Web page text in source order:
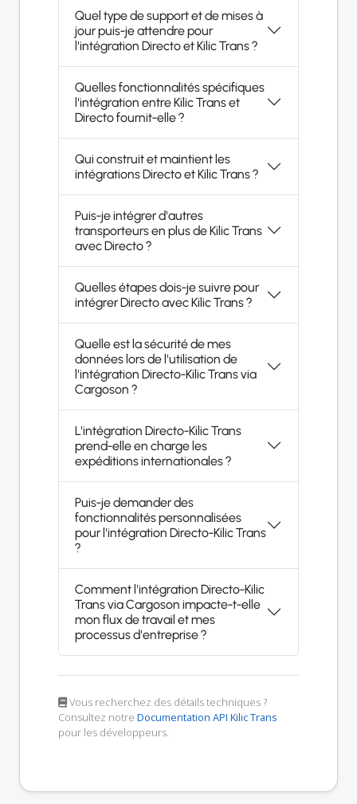
Quel type de support et de mises à
jour puis-je attendre pour
l'intégration Directo et Kilic Trans ?
Quelles fonctionnalités spécifiques
l'intégration entre Kilic Trans et
Directo fournit-elle ?
Qui construit et maintient les
intégrations Directo et Kilic Trans ?
Puis-je intégrer d'autres
transporteurs en plus de Kilic Trans
avec Directo ?
Quelles étapes dois-je suivre pour
intégrer Directo avec Kilic Trans ?
Quelle est la sécurité de mes
données lors de l'utilisation de
l'intégration Directo-Kilic Trans via
Cargoson ?
L'intégration Directo-Kilic Trans
prend-elle en charge les
expéditions internationales ?
Puis-je demander des
fonctionnalités personnalisées
pour l'intégration Directo-Kilic Trans
?
Comment l'intégration Directo-Kilic
Trans via Cargoson impacte-t-elle
mon flux de travail et mes
processus d'entreprise ?
Vous recherchez des détails techniques ?
Consultez notre Documentation API Kilic Trans
pour les développeurs.